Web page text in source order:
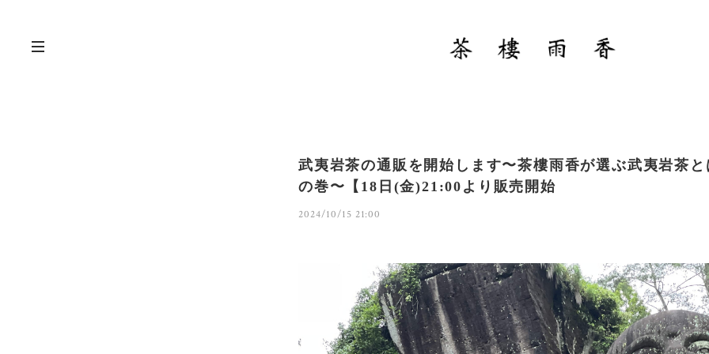
武夷岩茶の通販を開始します〜茶樓雨香が選ぶ武夷岩茶
の巻〜【18日(金)21:00より販売開始
2024/10/15 21:00